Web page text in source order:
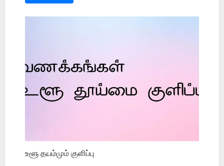
உளூ தயம்மும் குளிப்பு